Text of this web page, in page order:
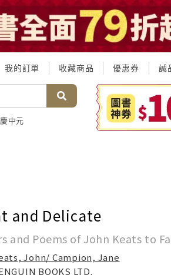
我的訂單 收藏商品 優惠券 誠
中元
and Delicate
and Poems of John Keats to
John/ Campion, Jane
BOOKS LTD.